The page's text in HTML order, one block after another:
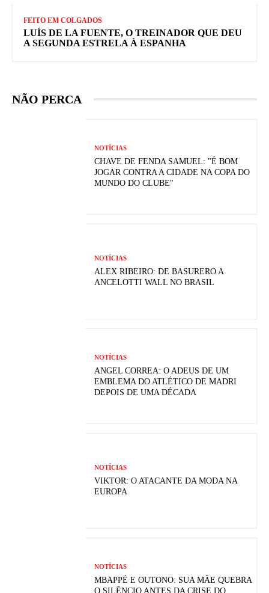
FEITO EM COLGADOS
LUÍS DE LA FUENTE, O TREINADOR QUE DEU
A SEGUNDA ESTRELA À ESPANHA
NÃO PERCA
NOTÍCIAS
CHAVE DE FENDA SAMUEL: "É BOM
JOGAR CONTRA A CIDADE NA COPA DO
MUNDO DO CLUBE"
NOTÍCIAS
ALEX RIBEIRO: DE BASURERO A
ANCELOTTI WALL NO BRASIL
NOTÍCIAS
ANGEL CORREA: O ADEUS DE UM
EMBLEMA DO ATLÉTICO DE MADRI
DEPOIS DE UMA DÉCADA
NOTÍCIAS
VIKTOR: O ATACANTE DA MODA NA
EUROPA
NOTÍCIAS
MBAPPÉ E OUTONO: SUA MÃE QUEBRA
O SILÊNCIO ANTES DA CRISE DO